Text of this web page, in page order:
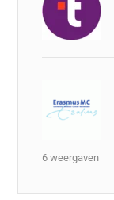
6 weergaven